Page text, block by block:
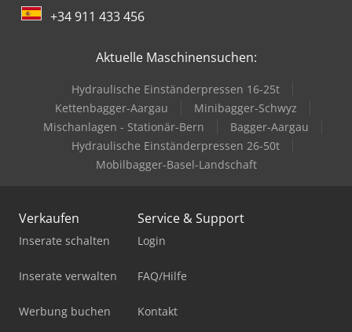
+34 911 433 456
Aktuelle Maschinensuchen:
Hydraulische Einständerpressen 16-25t
Kettenbagger-Aargau
Minibagger-Schwyz
Mischanlagen - Stationär-Bern
Bagger-Aargau
Hydraulische Einständerpressen 26-50t
Mobilbagger-Basel-Landschaft
Verkaufen
Inserate schalten
Inserate verwalten
Werbung buchen
Service & Support
Login
FAQ/Hilfe
Kontakt